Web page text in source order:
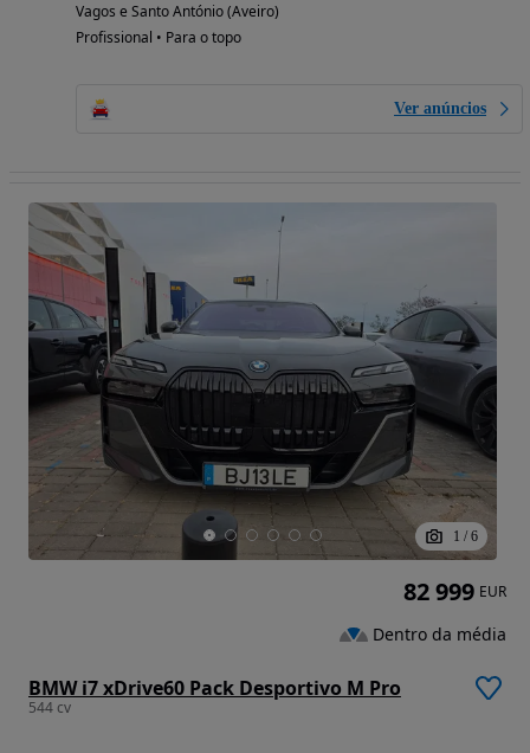
Vagos e Santo António (Aveiro)
Profissional • Para o topo
Ver anúncios
1 / 6
BMW i7 xDrive60 Pack Desportivo M Pro
544 cv
82 999 EUR
Dentro da média